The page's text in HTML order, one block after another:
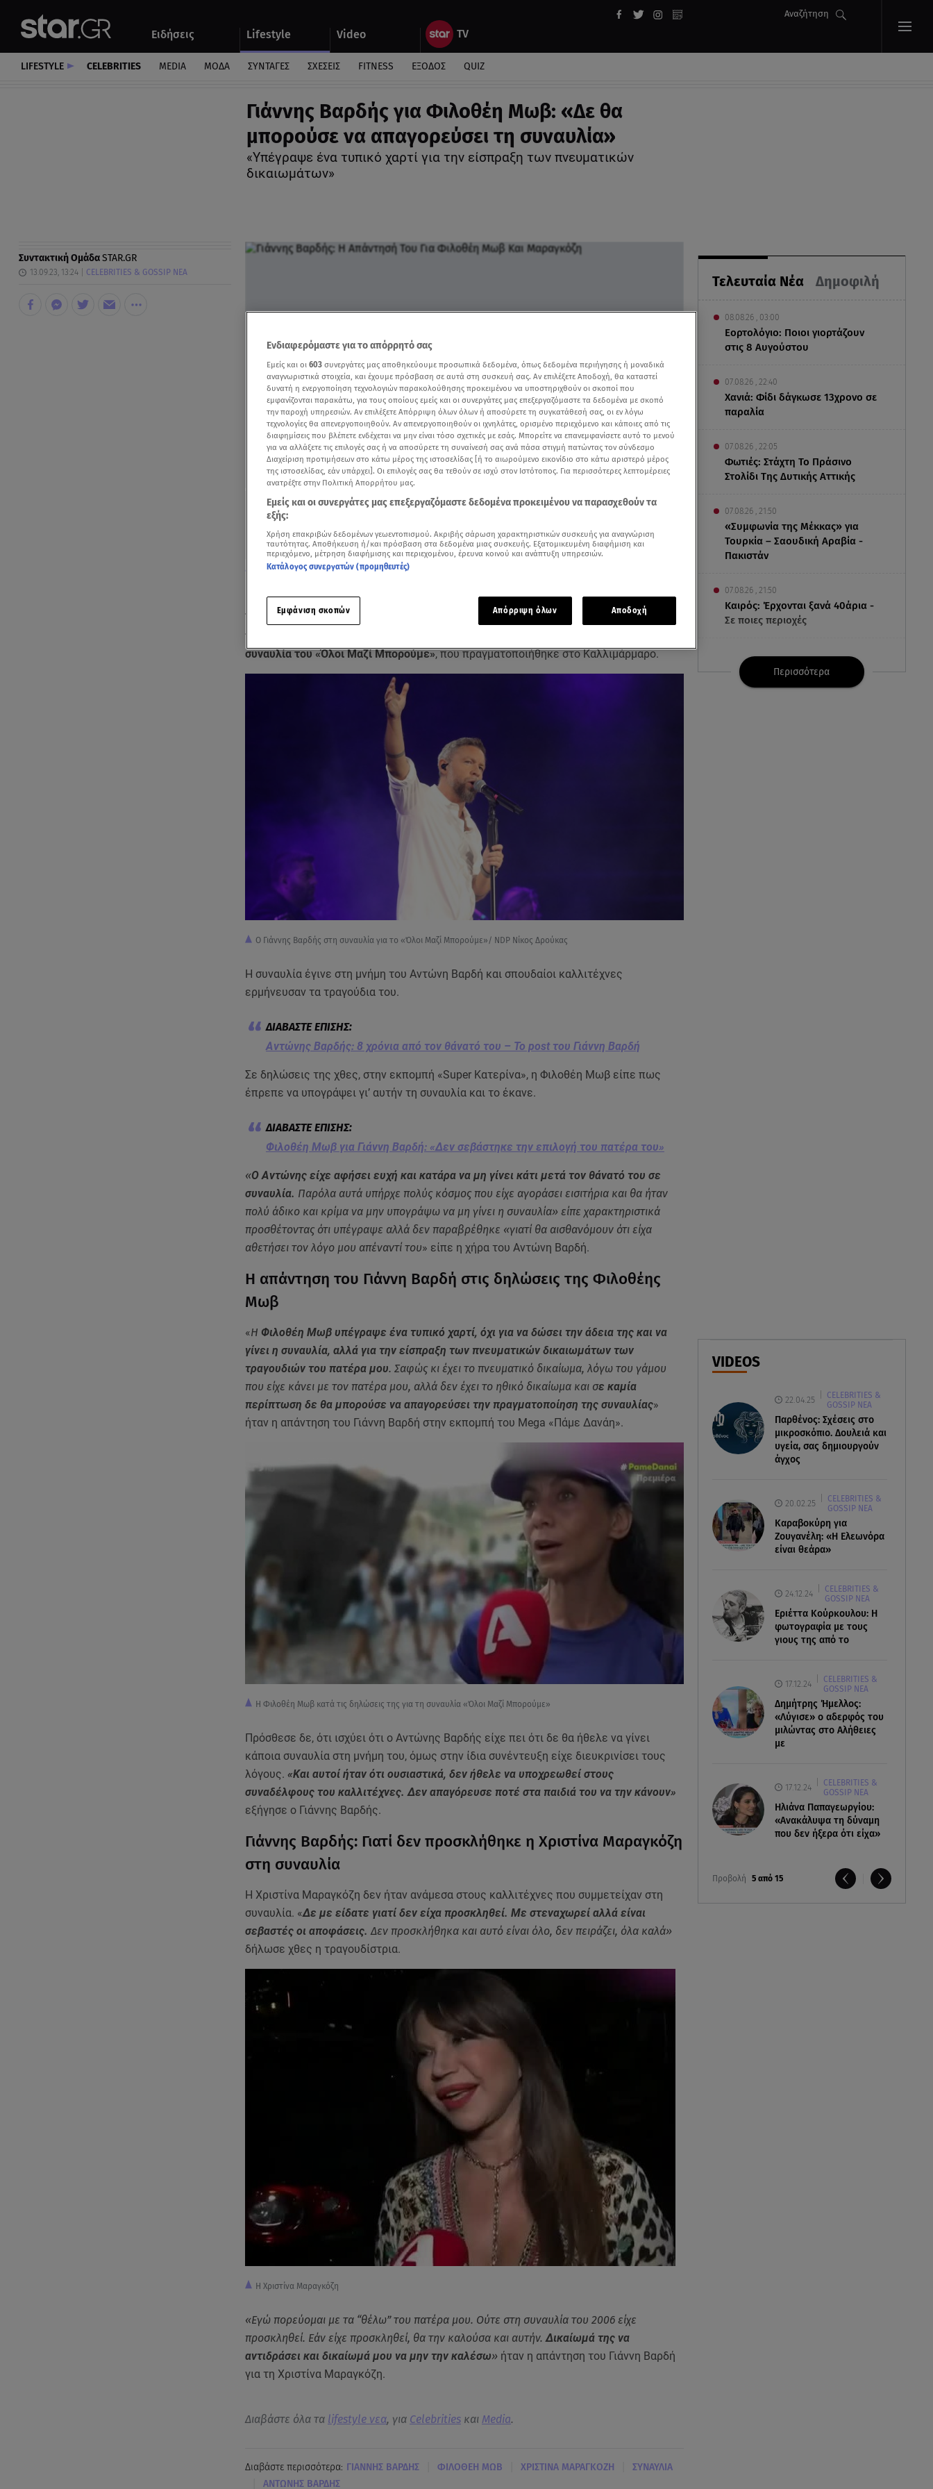
Ειδήσεις Lifestyle Video
Αναζήτηση
Αυτοκίνητο
LIFESTYLE CELEBRITIES MEDIA ΜΟΔΑ ΣΥΝΤΑΓΕΣ ΣΧΕΣΕΙΣ FITNESS ΕΞΟΔΟΣ QUIZ
Γιάννης Βαρδής για Φιλοθέη Μωβ: «Δε θα
μπορούσε να απαγορεύσει τη συναυλία»
«Yπέγραψε ένα τυπικό χαρτί για την είσπραξη των πνευματικών
δικαιωμάτων»
Τελευταία Νέα Δημοφιλή
08.08.26 , 03:00
Εορτολόγιο: Ποιοι γιορτάζουν
στις 8 Αυγούστου
07.08.26 , 22:40
Χανιά: Φίδι δάγκωσε 13χρονο σε
παραλία
07.08.26 , 22:05
Φωτιές: Στάχτη Το Πράσινο
Στολίδι Της Δυτικής Αττικής
07.08.26 , 21:50
«Συμφωνία της Μέκκας» για
Τουρκία – Σαουδική Αραβία -
Πακιστάν
07.08.26 , 21:50
Καιρός: Έρχονται ξανά 40άρια -
Σε ποιες περιοχές
07.08.26 , 21:32
Κρήτη: Τουρίστας ρωτούσε
πόσο να πληρώσει για να
07.08.26 , 18:34
Έξοδος Αυγούστου: Στο 100% η
πληρότητα για Κυκλάδες
Περισσότερα
VIDEOS
22.04.25
CELEBRITIES &
GOSSIP ΝΕΑ
Παρθένος: Σχέσεις στο
μικροσκόπιο. Δουλειά και
υγεία, σας δημιουργούν
άγχος
20.02.25
CELEBRITIES &
GOSSIP ΝΕΑ
Καραβοκύρη για
Ζουγανέλη: «Η Ελεωνόρα
είναι θεάρα»
24.12.24
CELEBRITIES &
GOSSIP ΝΕΑ
Εριέττα Κούρκουλου: Η
φωτογραφία με τους
γιους της από το
17.12.24
CELEBRITIES &
GOSSIP ΝΕΑ
Δημήτρης Ήμελλος:
«Λύγισε» ο αδερφός του
μιλώντας στο Αλήθειες
με
17.12.24
CELEBRITIES &
GOSSIP ΝΕΑ
Ηλιάνα Παπαγεωργίου:
«Ανακάλυψα τη δύναμη
που δεν ήξερα ότι είχα»
Προβολή 5 από 15
Συντακτική ΟμάδαSTAR.GR
13.09.23, 13:24 CELEBRITIES & GOSSIP ΝΕΑ
Δείτε περισσότερα άρθρα μας στα αποτελέσματα αναζήτησης
Add star.gr on Google
Γιάννης Βαρδής: H απάντησή του στις δηλώσεις της Φιλοθέης Μωβ και της Χριστίνας Μαραγκόζη/ βίντεο από
Την απάντησή του έδωσε ο
σχετικά με τις δηλώσεις που έκαναν η
τελευταία σύντροφο του πατέρα του,
συναυλία του «Όλοι Μαζί Μπορούμε», που πραγματοποιήθηκε στο Καλλιμάρμαρο.
Ο Γιάννης Βαρδής στη συναυλία για το «Όλοι Μαζί Μπορούμε»/ NDP Νίκος Δρούκας
Η συναυλία έγινε στη μνήμη του Αντώνη Βαρδή και σπουδαίοι καλλιτέχνες
ερμήνευσαν τα τραγούδια του.
Αντώνης Βαρδής: 8 χρόνια από τον θάνατό του – Το post του Γιάννη Βαρδή
Σε δηλώσεις της χθες, στην εκπομπή «Super Kατερίνα», η Φιλοθέη Μωβ είπε πως
έπρεπε να υπογράψει γι’ αυτήν τη συναυλία και το έκανε.
Φιλοθέη Μωβ για Γιάννη Βαρδή: «Δεν σεβάστηκε την επιλογή του πατέρα του»
«Ο Αντώνης είχε αφήσει ευχή και κατάρα να μη γίνει κάτι μετά τον θάνατό του σε
συναυλία. Παρόλα αυτά υπήρχε πολύς κόσμος που είχε αγοράσει εισιτήρια και θα ήταν
πολύ άδικο και κρίμα να μην υπογράψω να μη γίνει η συναυλία» είπε χαρακτηριστικά
προσθέτοντας ότι υπέγραψε αλλά δεν παραβρέθηκε «γιατί θα αισθανόμουν ότι είχα
αθετήσει τον λόγο μου απέναντί του» είπε η χήρα του Αντώνη Βαρδή.
Η απάντηση του Γιάννη Βαρδή στις δηλώσεις της Φιλοθέης
Μωβ
«Η Φιλοθέη Μωβ υπέγραψε ένα τυπικό χαρτί, όχι για να δώσει την άδεια της και να
γίνει η συναυλία, αλλά για την είσπραξη των πνευματικών δικαιωμάτων των
τραγουδιών του πατέρα μου. Σαφώς κι έχει το πνευματικό δικαίωμα, λόγω του γάμου
που είχε κάνει με τον πατέρα μου, αλλά δεν έχει το ηθικό δικαίωμα και σε καμία
περίπτωση δε θα μπορούσε να απαγορεύσει την πραγματοποίηση της συναυλίας»
ήταν η απάντηση του Γιάννη Βαρδή στην εκπομπή του Mega «Πάμε Δανάη».
H Φιλοθέη Μωβ κατά τις δηλώσεις της για τη συναυλία «Όλοι Μαζί Μπορούμε»
Πρόσθεσε δε, ότι ισχύει ότι ο Αντώνης Βαρδής είχε πει ότι δε θα ήθελε να γίνει
κάποια συναυλία στη μνήμη του, όμως στην ίδια συνέντευξη είχε διευκρινίσει τους
λόγους. «Και αυτοί ήταν ότι ουσιαστικά, δεν ήθελε να υποχρεωθεί στους
συναδέλφους του καλλιτέχνες. Δεν απαγόρευσε ποτέ στα παιδιά του να την κάνουν»
εξήγησε ο Γιάννης Βαρδής.
Γιάννης Βαρδής: Γιατί δεν προσκλήθηκε η Χριστίνα Μαραγκόζη
στη συναυλία
Η Χριστίνα Μαραγκόζη δεν ήταν ανάμεσα στους καλλιτέχνες που συμμετείχαν στη
συναυλία. «Δε με είδατε γιατί δεν είχα προσκληθεί. Με στεναχωρεί αλλά είναι
σεβαστές οι αποφάσεις. Δεν προσκλήθηκα και αυτό είναι όλο, δεν πειράζει, όλα καλά»
δήλωσε χθες η τραγουδίστρια.
Η Χριστίνα Μαραγκόζη
«Εγώ πορεύομαι με τα “θέλω” του πατέρα μου. Ούτε στη συναυλία του 2006 είχε
προσκληθεί. Εάν είχε προσκληθεί, θα την καλούσα και αυτήν. Δικαίωμά της να
αντιδράσει και δικαίωμά μου να μην την καλέσω»ήταν η απάντηση του Γιάννη Βαρδή
για τη Χριστίνα Μαραγκόζη.
Διαβάστε όλα τα lifestyle νεα, για Celebritiesκαι Media.
Διαβάστε περισσότερα: ΓΙΑΝΝΗΣ ΒΑΡΔΗΣ ΦΙΛΟΘΕΗ ΜΩΒ ΧΡΙΣΤΙΝΑ ΜΑΡΑΓΚΟΖΗ ΣΥΝΑΥΛΙΑ
ΑΝΤΩΝΗΣ ΒΑΡΔΗΣ
Ενδιαφερόμαστε για το απόρρητό σας
Εμείς και οι 603 συνεργάτες μας αποθηκεύουμε προσωπικά δεδομένα, όπως δεδομένα περιήγησης ή μοναδικά
αναγνωριστικά στοιχεία, και έχουμε πρόσβαση σε αυτά στη συσκευή σας. Αν επιλέξετε Αποδοχή, θα καταστεί
δυνατή η ενεργοποίηση τεχνολογιών παρακολούθησης προκειμένου να υποστηριχθούν οι σκοποί που
εμφανίζονται παρακάτω, για τους οποίους εμείς και οι συνεργάτες μας επεξεργαζόμαστε τα δεδομένα με σκοπό
την παροχή υπηρεσιών. Αν επιλέξετε Απόρριψη όλων όλων ή αποσύρετε τη συγκατάθεσή σας, οι εν λόγω
τεχνολογίες θα απενεργοποιηθούν. Αν απενεργοποιηθούν οι ιχνηλάτες, ορισμένο περιεχόμενο και κάποιες από τις
διαφημίσεις που βλέπετε ενδέχεται να μην είναι τόσο σχετικές με εσάς. Μπορείτε να επανεμφανίσετε αυτό το μενού
για να αλλάξετε τις επιλογές σας ή να αποσύρετε τη συναίνεσή σας ανά πάσα στιγμή πατώντας τον σύνδεσμο
Διαχείριση προτιμήσεων στο κάτω μέρος της ιστοσελίδας [ή το αιωρούμενο εικονίδιο στο κάτω αριστερό μέρος
της ιστοσελίδας, εάν υπάρχει]. Οι επιλογές σας θα τεθούν σε ισχύ στον Ιστότοπος. Για περισσότερες λεπτομέρειες
ανατρέξτε στην Πολιτική Απορρήτου μας.
Εμείς και οι συνεργάτες μας επεξεργαζόμαστε δεδομένα προκειμένου να παρασχεθούν τα
εξής:
Χρήση επακριβών δεδομένων γεωεντοπισμού. Ακριβής σάρωση χαρακτηριστικών συσκευής για αναγνώριση
ταυτότητας. Αποθήκευση ή/και πρόσβαση στα δεδομένα μιας συσκευής. Εξατομικευμένη διαφήμιση και
περιεχόμενο, μέτρηση διαφήμισης και περιεχομένου, έρευνα κοινού και ανάπτυξη υπηρεσιών.
Κατάλογος συνεργατών (προμηθευτές)
Εμφάνιση σκοπών Απόρριψη όλων Αποδοχή